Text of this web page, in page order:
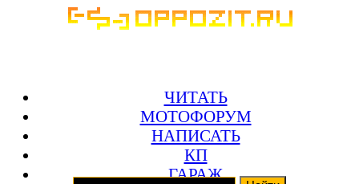
ЧИТАТЬ
МОТОФОРУМ
НАПИСАТЬ
КП
ГАРАЖ